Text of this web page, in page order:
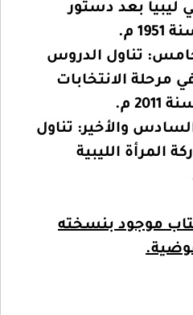
ليبيا بعد دستور
م.
تناول الدروس
مرحلة الانتخابات
م.
والأخير: تناول
المرأة الليبية
موجود بنسخته